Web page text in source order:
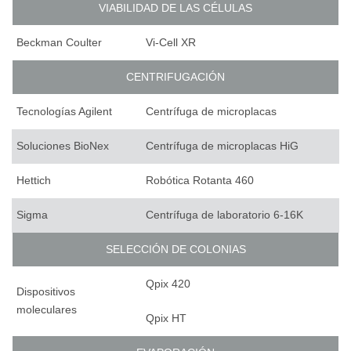
VIABILIDAD DE LAS CÉLULAS
Beckman Coulter Vi-Cell XR
CENTRIFUGACIÓN
Tecnologías Agilent Centrífuga de microplacas
Soluciones BioNex Centrífuga de microplacas HiG
Hettich Robótica Rotanta 460
Sigma Centrífuga de laboratorio 6-16K
SELECCIÓN DE COLONIAS
Dispositivos
moleculares
Qpix 420
Qpix HT